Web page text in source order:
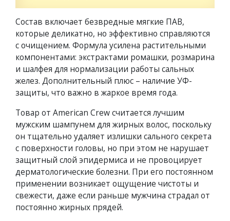
Состав включает безвредные мягкие ПАВ,
которые деликатно, но эффективно справляются
с очищением. Формула усилена растительными
компонентами: экстрактами ромашки, розмарина
и шалфея для нормализации работы сальных
желез. Дополнительный плюс – наличие УФ-
защиты, что важно в жаркое время года.
Товар от American Crew считается лучшим
мужским шампунем для жирных волос, поскольку
он тщательно удаляет излишки сального секрета
с поверхности головы, но при этом не нарушает
защитный слой эпидермиса и не провоцирует
дерматологические болезни. При его постоянном
применении возникает ощущение чистоты и
свежести, даже если раньше мужчина страдал от
постоянно жирных прядей.